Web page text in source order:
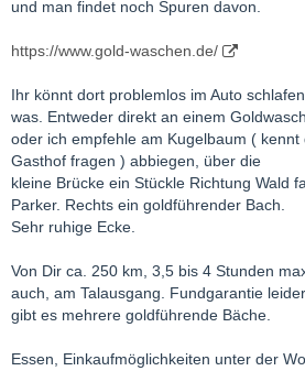
und man findet noch Spuren davon.
https://www.gold-waschen.de/
Ihr könnt dort problemlos im Auto
was. Entweder direkt an einem
oder ich empfehle am Kugelbaum ( kennt
Gasthof fragen ) abbiegen, über die
kleine Brücke ein Stückle Richtung Wald
Parker. Rechts ein goldführender Bach.
Sehr ruhige Ecke.
Von Dir ca. 250 km, 3,5 bis 4 Stunden
auch, am Talausgang. Fundgarantie
gibt es mehrere goldführende Bäche.
Essen, Einkaufmöglichkeiten unter der